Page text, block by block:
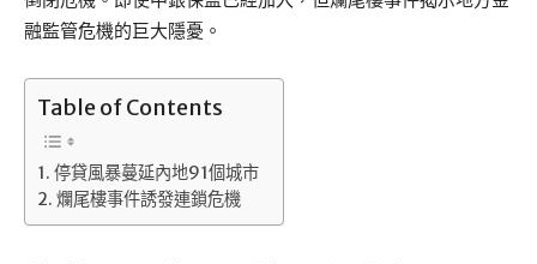
融監管危機的巨大隱憂。
Table of Contents
停貸風暴蔓延內地91個城市
爛尾樓事件誘發連鎖危機